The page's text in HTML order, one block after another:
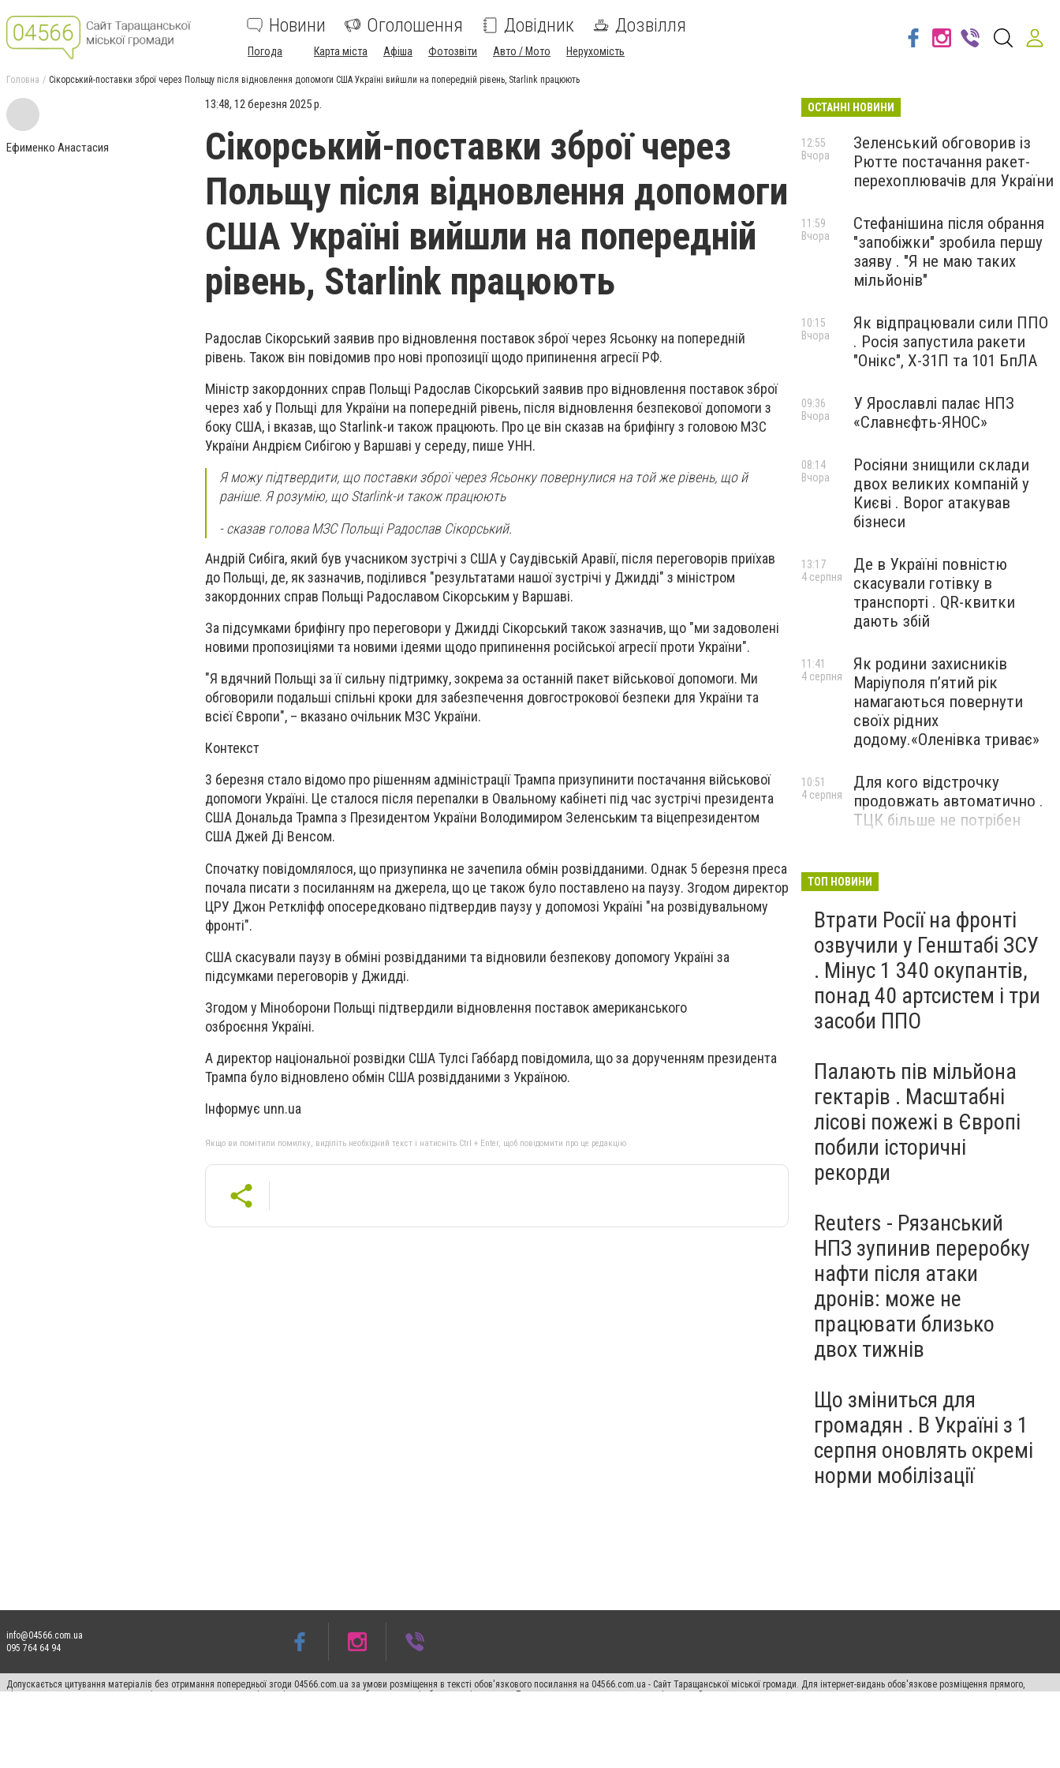
Новини Оголошення Довідник Дозвілля
Погода Карта міста Афіша Фотозвіти Авто / Мото Нерухомість
Головна Сікорський-поставки зброї через Польщу після відновлення допомоги США Україні вийшли на попередній рівень, Starlink працюють
Ефименко Анастасия
13:48, 12 березня 2025 р.
Сікорський-поставки зброї через
Польщу після відновлення допомоги
США Україні вийшли на попередній
рівень, Starlink працюють
Радослав Сікорський заявив про відновлення поставок зброї через Ясьонку на попередній
рівень. Також він повідомив про нові пропозиції щодо припинення агресії РФ.
Міністр закордонних справ Польщі Радослав Сікорський заявив про відновлення поставок зброї
через хаб у Польщі для України на попередній рівень, після відновлення безпекової допомоги з
боку США, і вказав, що Starlink-и також працюють. Про це він сказав на брифінгу з головою МЗС
України Андрієм Сибігою у Варшаві у середу, пише УНН.
Я можу підтвердити, що поставки зброї через Ясьонку повернулися на той же рівень, що й
раніше. Я розумію, що Starlink-и також працюють
- сказав голова МЗС Польщі Радослав Сікорський.
Андрій Сибіга, який був учасником зустрічі з США у Саудівській Аравії, після переговорів приїхав
до Польщі, де, як зазначив, поділився "результатами нашої зустрічі у Джидді" з міністром
закордонних справ Польщі Радославом Сікорським у Варшаві.
За підсумками брифінгу про переговори у Джидді Сікорський також зазначив, що "ми задоволені
новими пропозиціями та новими ідеями щодо припинення російської агресії проти України".
"Я вдячний Польщі за її сильну підтримку, зокрема за останній пакет військової допомоги. Ми
обговорили подальші спільні кроки для забезпечення довгострокової безпеки для України та
всієї Європи", – вказано очільник МЗС України.
Контекст
3 березня стало відомо про рішенням адміністрації Трампа призупинити постачання військової
допомоги Україні. Це сталося після перепалки в Овальному кабінеті під час зустрічі президента
США Дональда Трампа з Президентом України Володимиром Зеленським та віцепрезидентом
США Джей Ді Венсом.
Спочатку повідомлялося, що призупинка не зачепила обмін розвідданими. Однак 5 березня преса
почала писати з посиланням на джерела, що це також було поставлено на паузу. Згодом директор
ЦРУ Джон Реткліфф опосередковано підтвердив паузу у допомозі Україні "на розвідувальному
фронті".
США скасували паузу в обміні розвідданими та відновили безпекову допомогу Україні за
підсумками переговорів у Джидді.
Згодом у Міноборони Польщі підтвердили відновлення поставок американського
озброєння Україні.
А директор національної розвідки США Тулсі Габбард повідомила, що за дорученням президента
Трампа було відновлено обмін США розвідданими з Україною.
Інформує unn.ua
Якщо ви помітили помилку, виділіть необхідний текст і натисніть Ctrl + Enter, щоб повідомити про це редакцію
ОСТАННІ НОВИНИ
Зеленський обговорив із
Рютте постачання ракет-
перехоплювачів для України
12:55
Вчора
Стефанішина після обрання
"запобіжки" зробила першу
заяву . "Я не маю таких
мільйонів"
11:59
Вчора
Як відпрацювали сили ППО
. Росія запустила ракети
"Онікс", Х-31П та 101 БпЛА
10:15
Вчора
У Ярославлі палає НПЗ
«Славнєфть-ЯНОС»
09:36
Вчора
Росіяни знищили склади
двох великих компаній у
Києві . Ворог атакував
бізнеси
08:14
Вчора
Де в Україні повністю
скасували готівку в
транспорті . QR-квитки
дають збій
13:17
4 серпня
Як родини захисників
Маріуполя пʼятий рік
намагаються повернути
своїх рідних
додому.«Оленівка триває»
11:41
4 серпня
Для кого відстрочку
продовжать автоматично .
ТЦК більше не потрібен
10:51
4 серпня
ТОП НОВИНИ
Втрати Росії на фронті
озвучили у Генштабі ЗСУ
. Мінус 1 340 окупантів,
понад 40 артсистем і три
засоби ППО
Палають пів мільйона
гектарів . Масштабні
лісові пожежі в Європі
побили історичні
рекорди
Reuters - Рязанський
НПЗ зупинив переробку
нафти після атаки
дронів: може не
працювати близько
двох тижнів
Що зміниться для
громадян . В Україні з 1
серпня оновлять окремі
норми мобілізації
info@04566.com.ua
095 764 64 94
Допускається цитування матеріалів без отримання попередньої згоди 04566.com.ua за умови розміщення в тексті обов'язкового посилання на 04566.com.ua - Cайт Таращанської міської громади. Для інтернет-видань обов'язкове розміщення прямого,
відкритого для пошукових систем гіперпосилання на цитовані статті не нижче другого абзацу в тексті або в якості джерела. Порушення виняткових прав переслідується Законом.